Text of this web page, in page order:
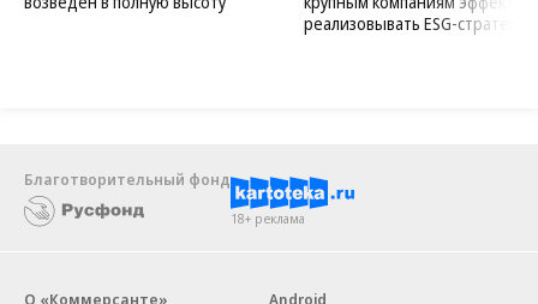
реализовывать ESG-стратегию
Благотворительный фонд
18+ реклама
О «Коммерсанте»
Android